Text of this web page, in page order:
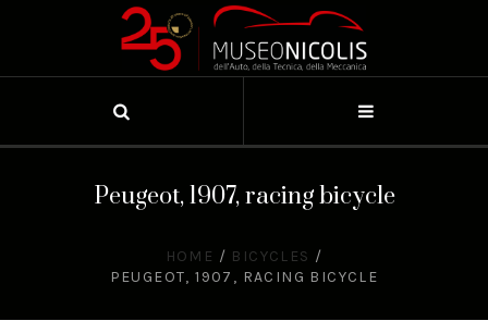
Peugeot, 1907, racing bicycle
HOME / BICYCLES /
PEUGEOT, 1907, RACING BICYCLE